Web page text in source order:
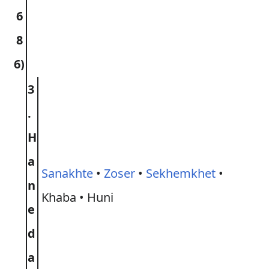
6
8
6)
3
.
H
a
n
e
d
a
Sanakhte • Zoser • Sekhemkhet •
Khaba • Huni